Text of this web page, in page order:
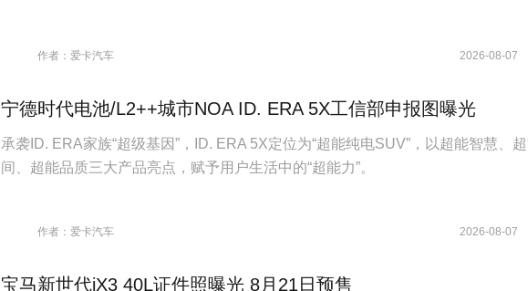
作者：爱卡汽车 2026-08-07
宁德时代电池/L2++城市NOA ID. ERA 5X工信部申报图曝光
承袭ID. ERA家族“超级基因”，ID. ERA 5X定位为“超能纯电SUV”，以超能智慧、
间、超能品质三大产品亮点，赋予用户生活中的“超能力”。
作者：爱卡汽车 2026-08-07
宝马新世代iX3 40L证件照曝光 8月21日预售